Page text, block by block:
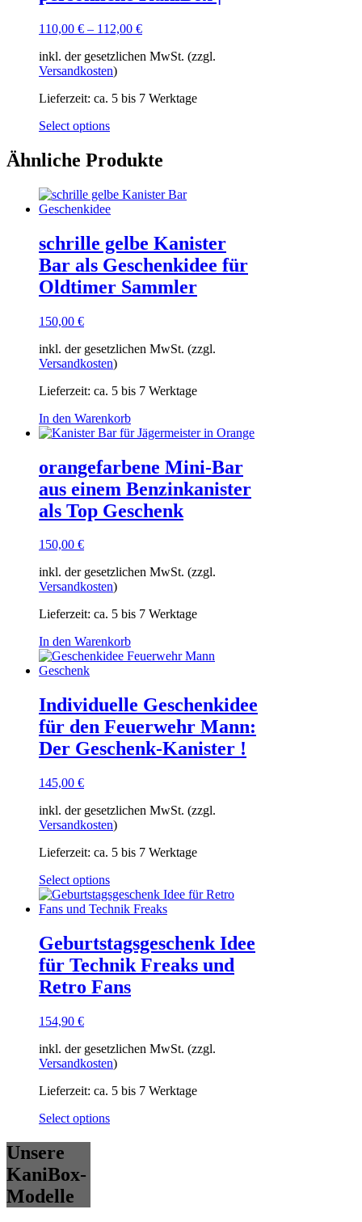
110,00 € – 112,00 €
inkl. der gesetzlichen MwSt. (zzgl.
Versandkosten)
Lieferzeit: ca. 5 bis 7 Werktage
Select optionsDieses
weist
mehrere
auf.
Die
können
auf
der
Produktseite
gewählt
Ähnliche Produkte
schrille gelbe Kanister
Bar als Geschenkidee für
Oldtimer Sammler
150,00 €
inkl. der gesetzlichen MwSt. (zzgl.
Versandkosten)
Lieferzeit: ca. 5 bis 7 Werktage
In den Warenkorb
orangefarbene Mini-Bar
aus einem Benzinkanister
als Top Geschenk
150,00 €
inkl. der gesetzlichen MwSt. (zzgl.
Versandkosten)
Lieferzeit: ca. 5 bis 7 Werktage
In den Warenkorb
Individuelle Geschenkidee
für den Feuerwehr Mann:
Der Geschenk-Kanister !
145,00 €
inkl. der gesetzlichen MwSt. (zzgl.
Versandkosten)
Lieferzeit: ca. 5 bis 7 Werktage
Select options
Geburtstagsgeschenk Idee
für Technik Freaks und
Retro Fans
154,90 €
inkl. der gesetzlichen MwSt. (zzgl.
Versandkosten)
Lieferzeit: ca. 5 bis 7 Werktage
Select options
Unsere
KaniBox-
Modelle